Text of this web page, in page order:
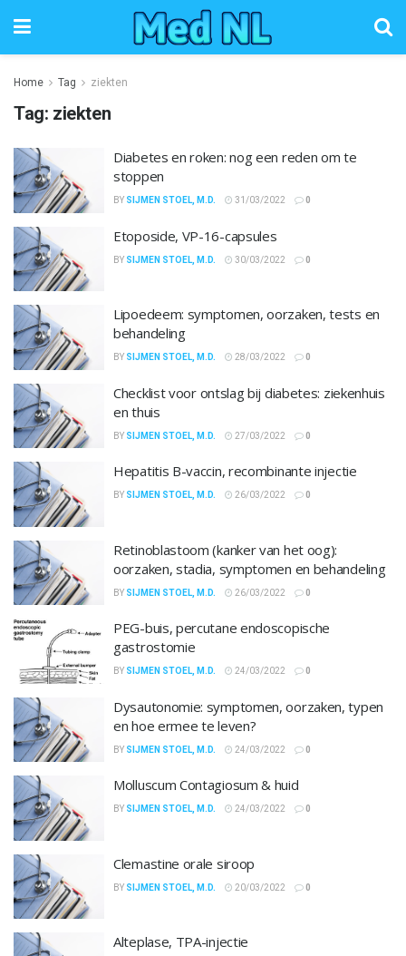
Home Tag ziekten
Tag: ziekten
Diabetes en roken: nog een reden om te
stoppen
BY SIJMEN STOEL, M.D. 31/03/2022 0
Etoposide, VP-16-capsules
BY SIJMEN STOEL, M.D. 30/03/2022 0
Lipoedeem: symptomen, oorzaken, tests en
behandeling
BY SIJMEN STOEL, M.D. 28/03/2022 0
Checklist voor ontslag bij diabetes: ziekenhuis
en thuis
BY SIJMEN STOEL, M.D. 27/03/2022 0
Hepatitis B-vaccin, recombinante injectie
BY SIJMEN STOEL, M.D. 26/03/2022 0
Retinoblastoom (kanker van het oog):
oorzaken, stadia, symptomen en behandeling
BY SIJMEN STOEL, M.D. 26/03/2022 0
PEG-buis, percutane endoscopische
gastrostomie
BY SIJMEN STOEL, M.D. 24/03/2022 0
Dysautonomie: symptomen, oorzaken, typen
en hoe ermee te leven?
BY SIJMEN STOEL, M.D. 24/03/2022 0
Molluscum Contagiosum & huid
BY SIJMEN STOEL, M.D. 24/03/2022 0
Clemastine orale siroop
BY SIJMEN STOEL, M.D. 20/03/2022 0
Alteplase, TPA-injectie